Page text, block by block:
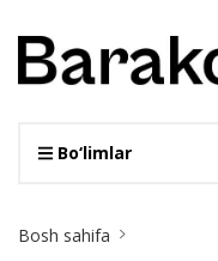
Bo‘limlar
Breadcrumb
Bosh sahifa